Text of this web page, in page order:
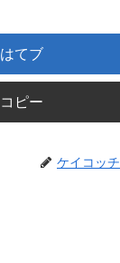
はてブ
コピー
ケイコッチ